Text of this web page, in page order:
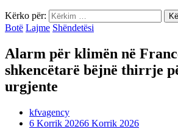
Kërko për:
Botë Lajme Shëndetësi
Alarm për klimën në
shkencëtarë bëjnë thirrje
urgjente
kfvagency
6 Korrik 20266 Korrik 2026